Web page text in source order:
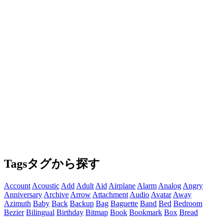
Tagsタグから探す
Account Acoustic Add Adult Aid Airplane Alarm Analog Angry
Anniversary Archive Arrow Attachment Audio Avatar Away
Azimuth Baby Back Backup Bag Baguette Band Bed Bedroom
Bezier Bilingual Birthday Bitmap Book Bookmark Box Bread